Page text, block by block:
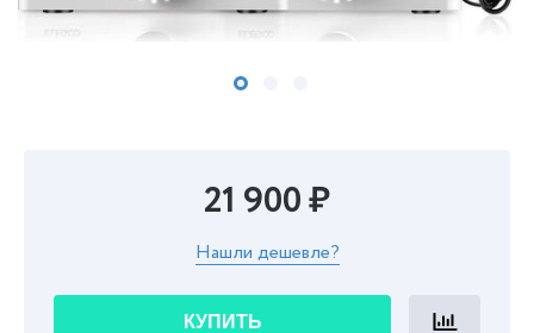
21 900 ₽
Нашли дешевле?
КУПИТЬ